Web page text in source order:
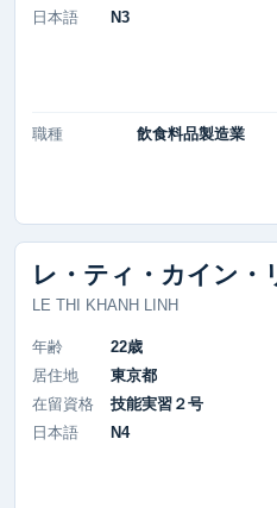
日本語
N3
職種 飲食料品製造業
レ・ティ・カイン・
LE THI KHANH LINH
年齢
22歳
居住地
東京都
在留資格
技能実習２号
日本語
N4